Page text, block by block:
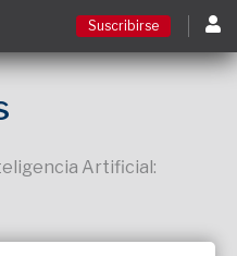
Ingresar
Suscribirse
Artificial: